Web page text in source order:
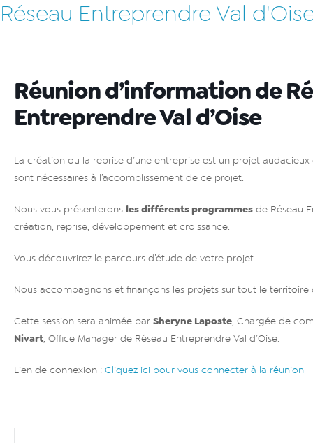
Réseau Entreprendre Val
Réunion d’information de
Entreprendre Val d’Oise
La création ou la reprise d’une entreprise est un projet
sont nécessaires à l’accomplissement de ce projet.
Nous vous présenterons les différents programmes de Réseau
création, reprise, développement et croissance.
Vous découvrirez le parcours d’étude de votre projet.
Nous accompagnons et finançons les projets sur tout le territoire
Cette session sera animée par Sheryne Laposte, Chargée de
Nivart, Office Manager de Réseau Entreprendre Val d’Oise.
Lien de connexion : Cliquez ici pour vous connecter à la réunion